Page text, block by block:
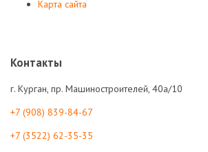
Карта сайта
Контакты
г. Курган, пр. Машиностроителей, 40а/10
+7 (908) 839-84-67
+7 (3522) 62-35-35